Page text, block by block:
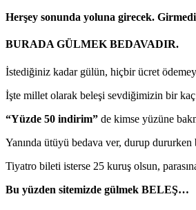
Herşey sonunda yoluna girecek.
BURADA GÜLMEK BEDAVADIR.
İstediğiniz kadar gülün, hiçbir ücret
İşte millet olarak beleşi sevdiğimizin bir
“Yüzde 50 indirim” de kimse yüzüne
Yanında ütüyü bedava ver, durup dururken
Tiyatro bileti isterse 25 kuruş olsun,
Bu yüzden sitemizde gülmek BELEŞ…